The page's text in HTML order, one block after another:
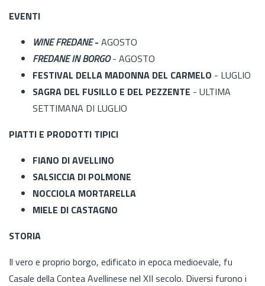
EVENTI
WINE FREDANE- AGOSTO
FREDANE IN BORGO- AGOSTO
FESTIVAL DELLA MADONNA DEL CARMELO - LUGLIO
SAGRA DEL FUSILLO E DEL PEZZENTE - ULTIMA
SETTIMANA DI LUGLIO
PIATTI E PRODOTTI TIPICI
FIANO DI AVELLINO
SALSICCIA DI POLMONE
NOCCIOLA MORTARELLA
MIELE DI CASTAGNO
STORIA
Il vero e proprio borgo, edificato in epoca medioevale, fu
Casale della Contea Avellinese nel XII secolo. Diversi furono i